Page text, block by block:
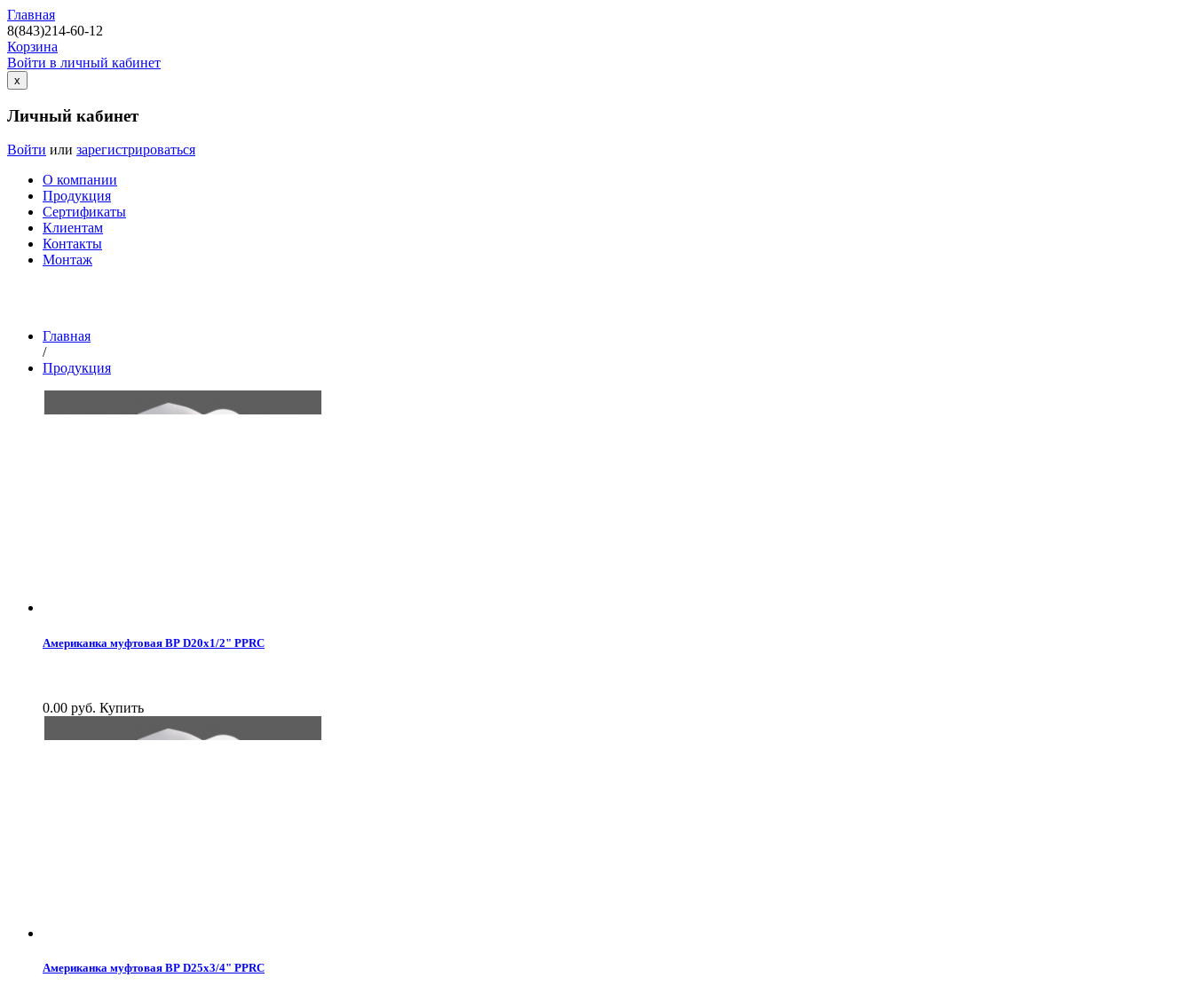
Главная
8(843)214-60-12
Корзина
Войти в личный кабинет
х
Личный кабинет
Войти или зарегистрироваться
О компании
Продукция
Сертификаты
Клиентам
Контакты
Монтаж
Главная
/
Продукция
Американка муфтовая ВР D20x1/2" PPRC
0.00 руб. Купить
Американка муфтовая ВР D25x3/4" PPRC